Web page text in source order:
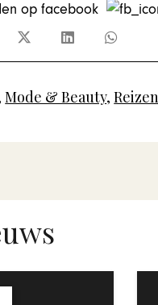
op facebook
Mode & Beauty,Reizen